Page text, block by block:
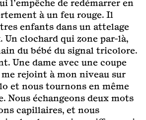
l’empêche de redémarrer en
à un feu rouge. Il
enfants dans un attelage
Un clochard qui zone par-là,
du bébé du signal tricolore.
Une dame avec une coupe
rejoint à mon niveau sur
et nous tournons en même
Nous échangeons deux mots
capillaires, et nous